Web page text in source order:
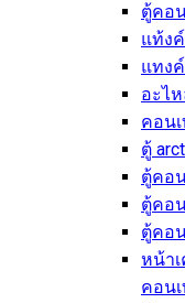
ตู้คอ
แท้ง
แทง
อะไ
คอน
ตู้
ตู้คอ
ตู้คอ
ตู้คอ
หน้า
คอน